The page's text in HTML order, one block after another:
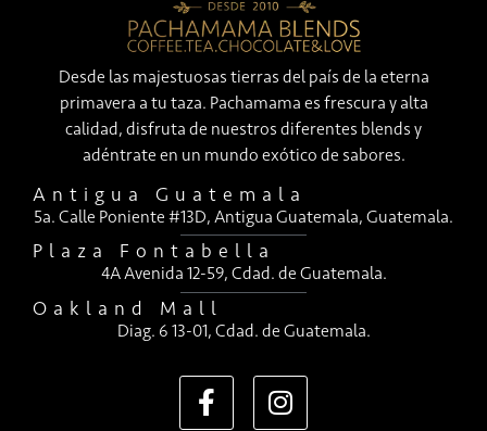
Desde las majestuosas tierras del país de la eterna
primavera a tu taza. Pachamama es frescura y alta
calidad, disfruta de nuestros diferentes blends y
adéntrate en un mundo exótico de sabores.
Antigua Guatemala
5a. Calle Poniente #13D, Antigua Guatemala, Guatemala.
Plaza Fontabella
4A Avenida 12-59, Cdad. de Guatemala.
Oakland Mall
Diag. 6 13-01, Cdad. de Guatemala.